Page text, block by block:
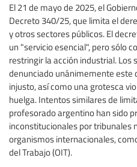
El 21 de mayo de 2025, el
Decreto 340/25, que limita el
y otros sectores públicos. El
un "servicio esencial", pero sólo
restringir la acción industrial. Los
denunciado unánimemente este
injusto, así como una grotesca
huelga. Intentos similares de
profesorado argentino han sido
inconstitucionales por tribunales
organismos internacionales,
del Trabajo (OIT).